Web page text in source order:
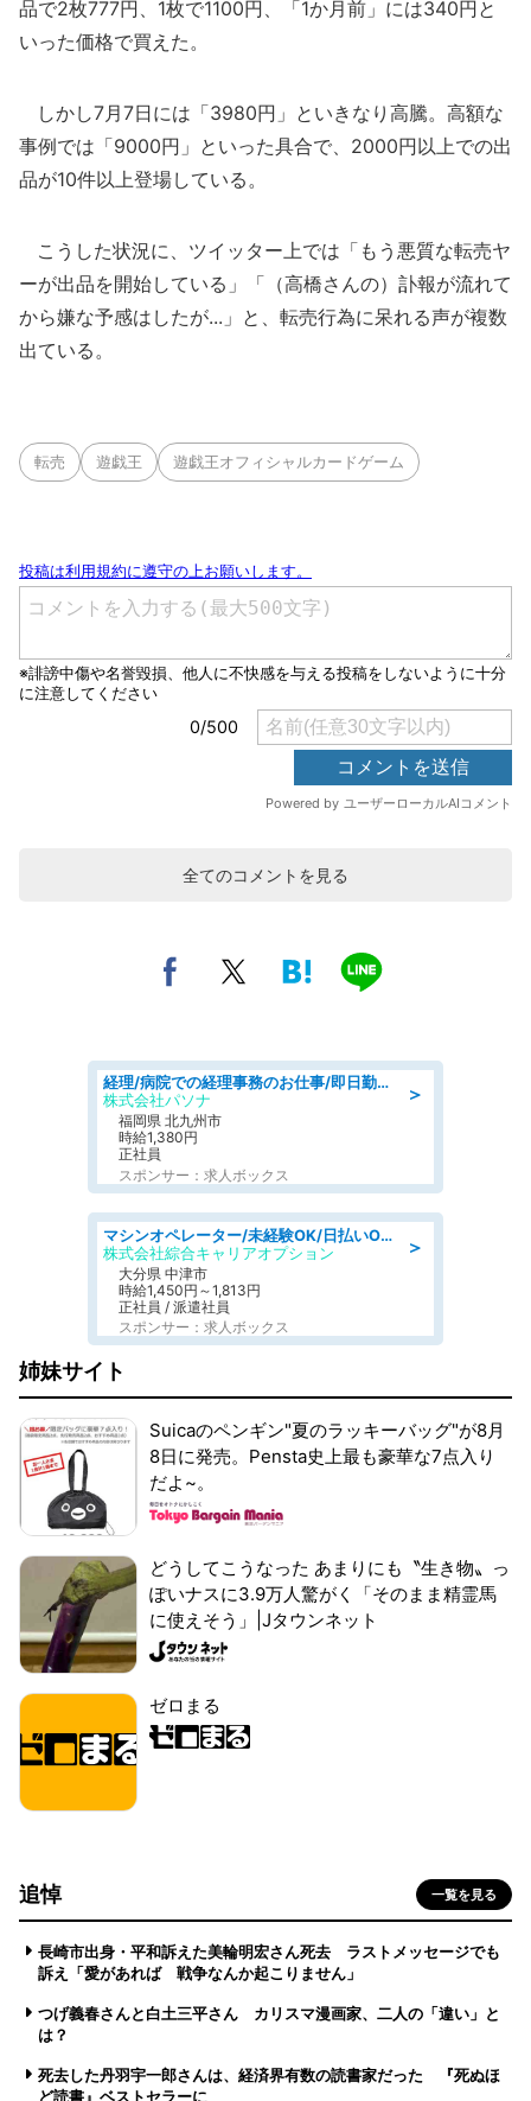
品で2枚777円、1枚で1100円、「1か月前」には340円と
いった価格で買えた。
しかし7月7日には「3980円」といきなり高騰。高額な
事例では「9000円」といった具合で、2000円以上での出
品が10件以上登場している。
こうした状況に、ツイッター上では「もう悪質な転売ヤ
ーが出品を開始している」「（高橋さんの）訃報が流れて
から嫌な予感はしたが...」と、転売行為に呆れる声が複数
出ている。
転売 遊戯王 遊戯王オフィシャルカードゲーム
全てのコメントを見る
＞
経理/病院での経理事務のお仕事/即日勤務可/車通勤可/経理/一般事務
株式会社パソナ
福岡県 北九州市
時給1,380円
正社員
スポンサー：求人ボックス
＞
マシンオペレーター/未経験OK/日払いOK/交替制/20・30・40代活躍中/製造 工場
株式会社綜合キャリアオプション
大分県 中津市
時給1,450円～1,813円
正社員 / 派遣社員
スポンサー：求人ボックス
姉妹サイト
Suicaのペンギン"夏のラッキーバッグ"が8月
8日に発売。Pensta史上最も豪華な7点入り
だよ~。
どうしてこうなった あまりにも〝生き物〟っ
ぽいナスに3.9万人驚がく「そのまま精霊馬
に使えそう」|Jタウンネット
ゼロまる
追悼 一覧を見る
長崎市出身・平和訴えた美輪明宏さん死去 ラストメッセージでも
訴え「愛があれば 戦争なんか起こりません」
つげ義春さんと白土三平さん カリスマ漫画家、二人の「違い」と
は？
死去した丹羽宇一郎さんは、経済界有数の読書家だった 『死ぬほ
ど読書』ベストセラーに